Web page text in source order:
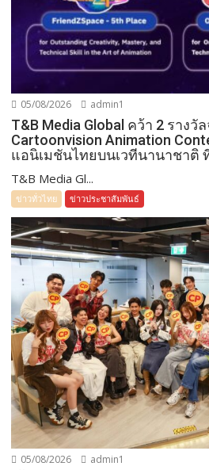
05/08/2026 admin1
T&B Media Global คว้า 2 รางวั
Cartoonvision Animation
แอนิเมชันไทยบนเวทีนานาชาติ
T&B Media Gl...
ข่าวทั่วไทย ข่าวประชาสัมพันธ์
05/08/2026 admin1